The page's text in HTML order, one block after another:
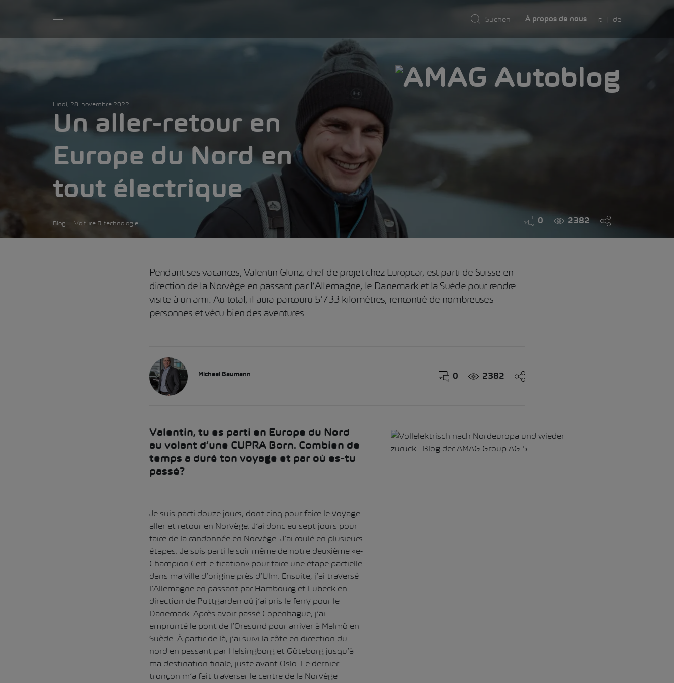
À propos de nous it de
lundi, 28. novembre 2022
Un aller-retour en
Europe du Nord en
tout électrique
Blog Voiture & technologie 0 2382
Pendant ses vacances, Valentin Glünz, chef de projet chez Europcar, est parti de Suisse en
direction de la Norvège en passant par l’Allemagne, le Danemark et la Suède pour rendre
visite à un ami. Au total, il aura parcouru 5’733 kilomètres, rencontré de nombreuses
personnes et vécu bien des aventures.
Michael Baumann 0 2382
Valentin, tu es parti en Europe du Nord
au volant d’une CUPRA Born. Combien de
temps a duré ton voyage et par où es-tu
passé?
Je suis parti douze jours, dont cinq pour faire le voyage
aller et retour en Norvège. J’ai donc eu sept jours pour
faire de la randonnée en Norvège. J’ai roulé en plusieurs
étapes. Je suis parti le soir même de notre deuxième «e-
Champion Cert-e-fication» pour faire une étape partielle
dans ma ville d’origine près d’Ulm. Ensuite, j’ai traversé
l’Allemagne en passant par Hambourg et Lübeck en
direction de Puttgarden où j’ai pris le ferry pour le
Danemark. Après avoir passé Copenhague, j’ai
emprunté le pont de l’Öresund pour arriver à Malmö en
Suède. À partir de là, j’ai suivi la côte en direction du
nord en passant par Helsingborg et Göteborg jusqu’à
ma destination finale, juste avant Oslo. Le dernier
tronçon m’a fait traverser le centre de la Norvège